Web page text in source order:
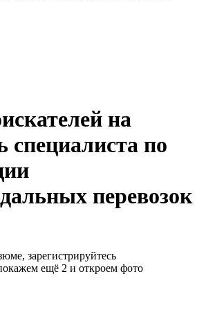
на
специалиста по
перевозок
зарегистрируйтесь
ещё 2 и откроем фото